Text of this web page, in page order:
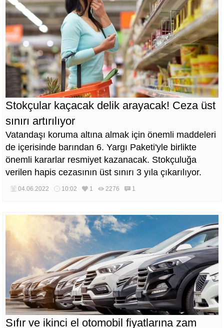
Stokçular kaçacak delik arayacak! Ceza üst
sınırı artırılıyor
Vatandaşı koruma altına almak için önemli maddeleri
de içerisinde barından 6. Yargı Paketi'yle birlikte
önemli kararlar resmiyet kazanacak. Stokçuluğa
verilen hapis cezasının üst sınırı 3 yıla çıkarılıyor.
04.06.2022 10:02 1 2276 1
Sıfır ve ikinci el otomobil fiyatlarına zam